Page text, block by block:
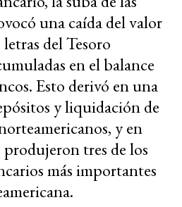
una caída del valor
del Tesoro
en el balance
Esto derivó en una
y liquidación de
y en
produjeron tres de los
más importantes